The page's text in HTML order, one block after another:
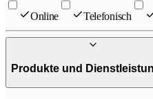
Online Telefonisch
Produkte und